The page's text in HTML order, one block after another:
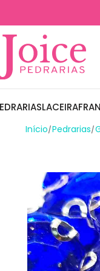
LACEIRA
Início Pedrarias